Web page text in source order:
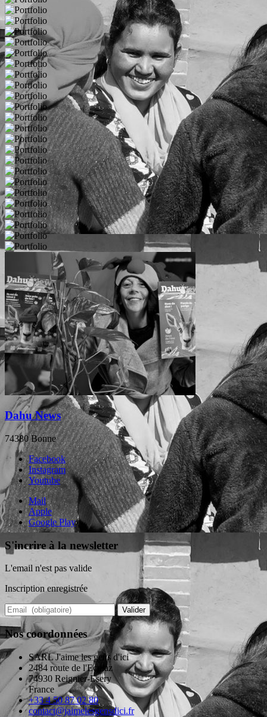
Dahu News
74380 Bonne
Facebook
Instagram
Youtube
Mail
Apple
Google Play
S'incrire à la newsletter
L'email n'est pas valide
Inscription enregistrée
Valider
Nos coordonnées
SARL J'aime les gens d'ici
2484 route de l'Eculaz
74930 Reignier-Esery
France
+33 4 50 87 02 80
contact@jaimelesgensdici.fr